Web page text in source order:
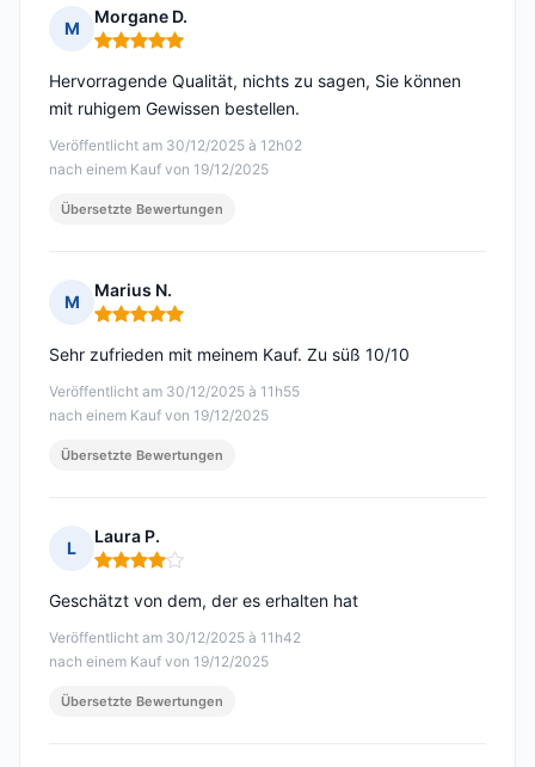
M
Morgane D.
Hinweis: 5 von 5
Veröffentlicht am 30/12/2025 à 12h02
nach einem Kauf von 19/12/2025
Hervorragende Qualität, nichts zu sagen, Sie können
mit ruhigem Gewissen bestellen.
Übersetzte Bewertungen
M
Marius N.
Hinweis: 5 von 5
Veröffentlicht am 30/12/2025 à 11h55
nach einem Kauf von 19/12/2025
Sehr zufrieden mit meinem Kauf. Zu süß 10/10
Übersetzte Bewertungen
L
Laura P.
Hinweis: 4 von 5
Veröffentlicht am 30/12/2025 à 11h42
nach einem Kauf von 19/12/2025
Geschätzt von dem, der es erhalten hat
Übersetzte Bewertungen